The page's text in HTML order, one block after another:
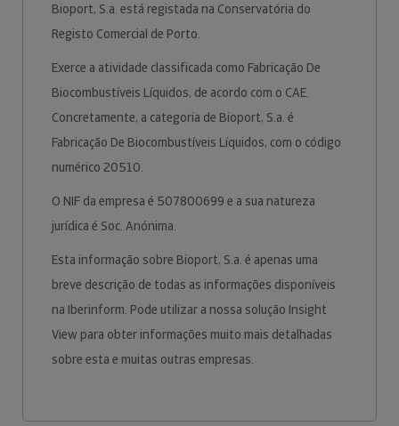
Bioport, S.a. está registada na Conservatória do
Registo Comercial de Porto.
Exerce a atividade classificada como Fabricação De
Biocombustíveis Líquidos, de acordo com o CAE.
Concretamente, a categoria de Bioport, S.a. é
Fabricação De Biocombustíveis Líquidos, com o código
numérico 20510.
O NIF da empresa é 507800699 e a sua natureza
jurídica é Soc. Anónima.
Esta informação sobre Bioport, S.a. é apenas uma
breve descrição de todas as informações disponíveis
na Iberinform. Pode utilizar a nossa solução Insight
View para obter informações muito mais detalhadas
sobre esta e muitas outras empresas.